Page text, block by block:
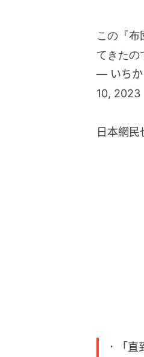
この『布
てきたの
— いちか
10, 2023
日本網民
．「直